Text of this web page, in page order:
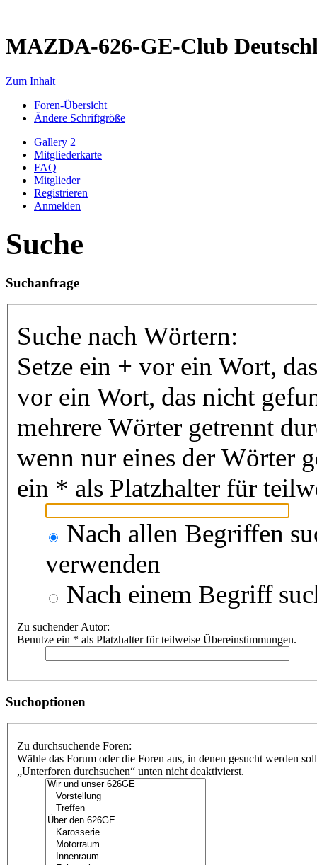
MAZDA-626-GE-Club
Zum Inhalt
Foren-Übersicht
Ändere Schriftgröße
Gallery 2
Mitgliederkarte
FAQ
Mitglieder
Registrieren
Anmelden
Suche
Suchanfrage
Suche nach Wörtern:
Setze ein + vor ein Wort,
vor ein Wort, das nicht
mehrere Wörter getrennt
wenn nur eines der Wörter
ein * als Platzhalter für
Nach allen Begriffen
verwenden
Nach einem Begriff
Zu suchender Autor:
Benutze ein * als Platzhalter für teilweise Übereinstimmungen.
Suchoptionen
Zu durchsuchende Foren:
Wähle das Forum oder die Foren aus, in denen gesucht werden
„Unterforen durchsuchen“ unten nicht deaktivierst.